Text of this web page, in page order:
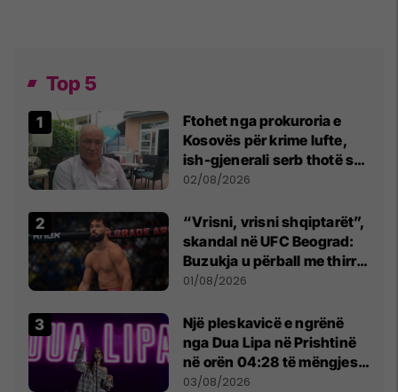
Top 5
Ftohet nga prokuroria e
Kosovës për krime lufte,
ish-gjenerali serb thotë se
dikush e tradhtoi në
02/08/2026
“Vrisni, vrisni shqiptarët”,
skandal në UFC Beograd:
Buzukja u përball me thirrje
anti-shqiptare nga
01/08/2026
Një pleskavicë e ngrënë
nga Dua Lipa në Prishtinë
në orën 04:28 të mëngjesit
- dhe bota digjitale serbe
03/08/2026